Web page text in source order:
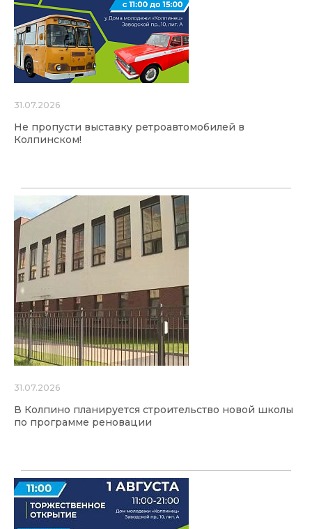
31.07.2026
Не пропусти выставку ретроавтомобилей в
Колпинском!
31.07.2026
В Колпино планируется строительство новой школы
по программе реновации